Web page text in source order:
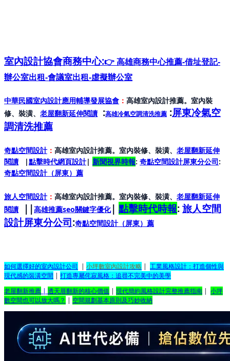
室內設計協會商務中心:👉 高雄商務中心推薦-借址登記-
辦公室出租-會議室出租-虛擬辦公室
中華民國室內設計應用輔導發展協會 ： 高雄室內設計推薦。室內裝
修、裝潢、 老屋翻新延伸閱讀 :高雄冷氣空調清洗推薦 :屏東冷氣空
調清洗推薦
奇點空間設計： 高雄室內設計推薦。室內裝修、裝潢、 老屋翻新延伸
閱讀 |點擊時代網頁設計| 新聞視界時報: 奇點空間設計屏東分公司:
奇點空間設計（屏東） 薦
旅人空間設計： 高雄室內設計推薦。室內裝修、裝潢、 老屋翻新延伸
閱讀
||高雄推薦seo關鍵字優化| 點擊時代時報: 旅人空間
設計屏東分公司:奇點空間設計（屏東） 薦
如何選擇好的室內設計公司 | 小坪數室內設計攻略 | 工業風格設計：打造個性與
現代感的裝潢空間 | 打造專屬侘寂風格：追尋不完美中的美學
老屋翻新推薦 | 透天厝翻新的核心價值 | 現代簡約風格設計完整推薦指南 | 小坪
數空間也可以放大嗎？ | 空間規劃基本原則及巧妙收納